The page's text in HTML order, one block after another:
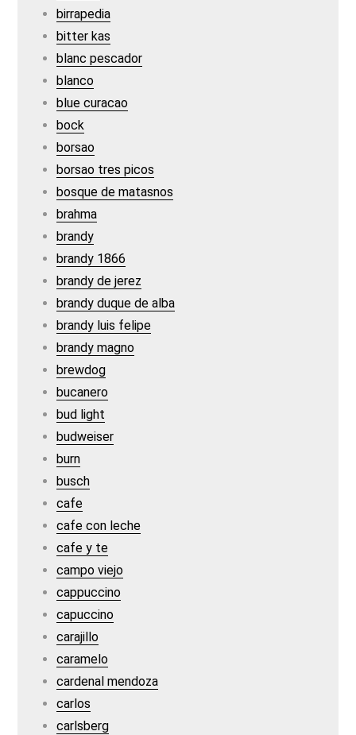
birrapedia
bitter kas
blanc pescador
blanco
blue curacao
bock
borsao
borsao tres picos
bosque de matasnos
brahma
brandy
brandy 1866
brandy de jerez
brandy duque de alba
brandy luis felipe
brandy magno
brewdog
bucanero
bud light
budweiser
burn
busch
cafe
cafe con leche
cafe y te
campo viejo
cappuccino
capuccino
carajillo
caramelo
cardenal mendoza
carlos
carlsberg